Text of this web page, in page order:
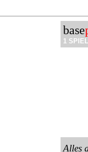
base
1 SPIEL
Alles